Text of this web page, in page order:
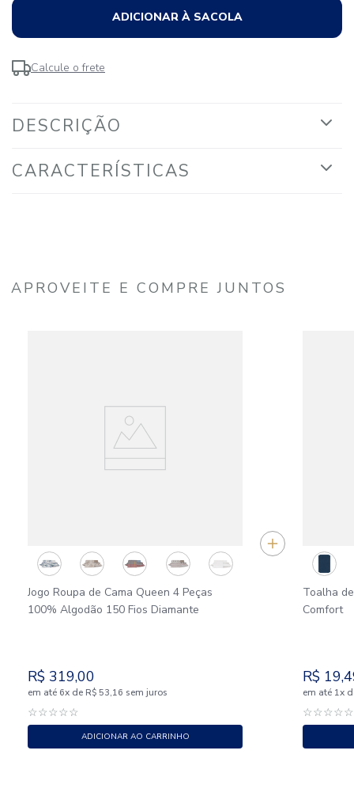
ADICIONAR À SACOLA
Calcule o frete
DESCRIÇÃO
CARACTERÍSTICAS
APROVEITE E COMPRE JUNTOS
Jogo Roupa de Cama Queen 4 Peças
100% Algodão 150 Fios Diamante
R$ 319,00
em até 6x de R$ 53,16 sem juros
☆☆☆☆☆
ADICIONAR AO CARRINHO
Toalha
Comfort
R$ 19,
em até 1x
☆☆☆☆☆